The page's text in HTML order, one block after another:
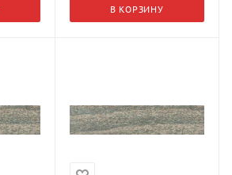
В КОРЗИНУ